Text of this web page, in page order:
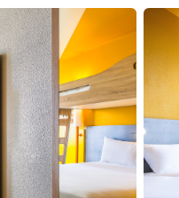
Pokaż